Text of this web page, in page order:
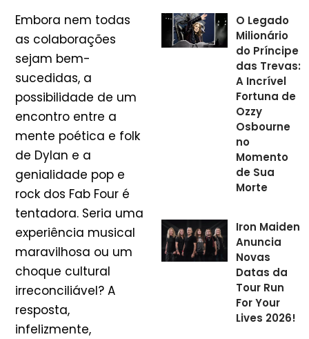
Embora nem todas
as colaborações
sejam bem-
sucedidas, a
possibilidade de um
encontro entre a
mente poética e folk
de Dylan e a
genialidade pop e
rock dos Fab Four é
tentadora. Seria uma
experiência musical
maravilhosa ou um
choque cultural
irreconciliável? A
resposta,
infelizmente,
O Legado
Milionário
do Príncipe
das Trevas:
A Incrível
Fortuna de
Ozzy
Osbourne
no
Momento
de Sua
Morte
Iron Maiden
Anuncia
Novas
Datas da
Tour Run
For Your
Lives 2026!